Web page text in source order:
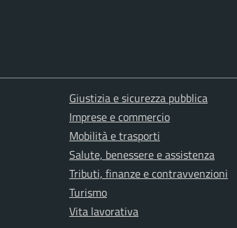
Giustizia e sicurezza pubblica
Imprese e commercio
Mobilità e trasporti
Salute, benessere e assistenza
Tributi, finanze e contravvenzioni
Turismo
Vita lavorativa